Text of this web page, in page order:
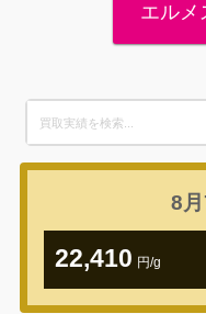
エルメ
for:
8
22,410 円/g